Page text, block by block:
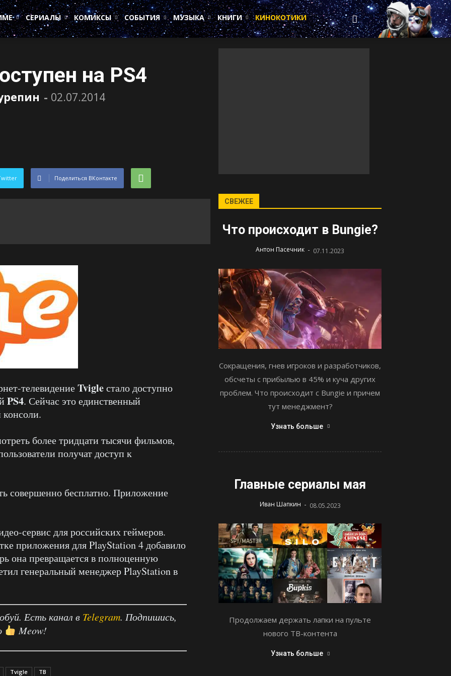
СЕРИАЛЫ КОМИКСЫ СОБЫТИЯ МУЗЫКА КНИГИ КИНОКОТИКИ
на PS4
- 02.07.2014
Поделиться ВКонтакте
телевидениеTvigleстало доступно
PS4. Сейчас это единственный
консоли.
более тридцати тысячи фильмов,
получат доступ к
совершенно бесплатно. Приложение
сервис для российских геймеров.
приложения для PlayStation 4 добавило
она превращается в полноценную
генеральный менеджер PlayStation в
Есть канал в Telegram. Подпишись,
Meow!
Tvigle ТВ
СВЕЖЕЕ
Что происходит в Bungie?
Антон Пасечник - 07.11.2023
Сокращения, гнев игроков и разработчиков,
обсчеты с прибылью в 45% и куча других
проблем. Что происходит с Bungie и причем
тут менеджмент?
Узнать больше
Главные сериалы мая
Иван Шапкин - 08.05.2023
Продолжаем держать лапки на пульте
нового ТВ-контента
Узнать больше